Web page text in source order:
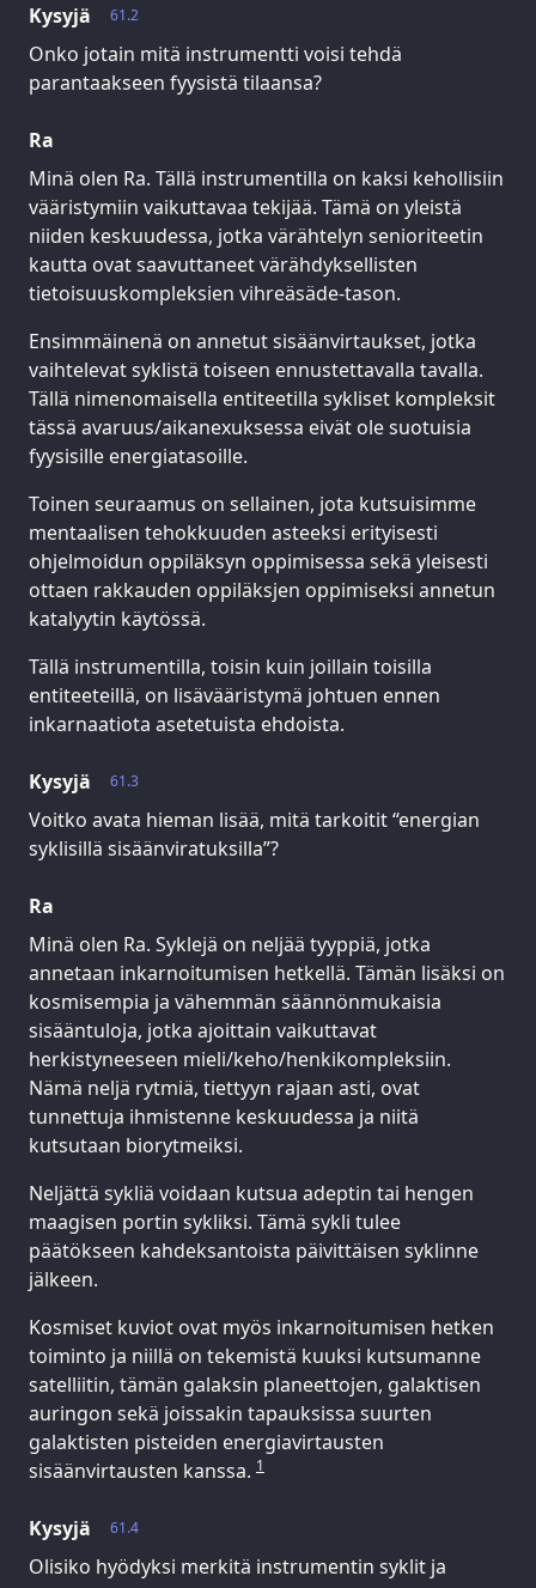
61.2
Kysyjä
Onko jotain mitä instrumentti voisi tehdä
parantaakseen fyysistä tilaansa?
Ra
Minä olen Ra. Tällä instrumentilla on kaksi kehollisiin
vääristymiin vaikuttavaa tekijää. Tämä on yleistä
niiden keskuudessa, jotka värähtelyn senioriteetin
kautta ovat saavuttaneet värähdyksellisten
tietoisuuskompleksien vihreäsäde-tason.
Ensimmäinenä on annetut sisäänvirtaukset, jotka
vaihtelevat syklistä toiseen ennustettavalla tavalla.
Tällä nimenomaisella entiteetilla sykliset kompleksit
tässä avaruus/aikanexuksessa eivät ole suotuisia
fyysisille energiatasoille.
Toinen seuraamus on sellainen, jota kutsuisimme
mentaalisen tehokkuuden asteeksi erityisesti
ohjelmoidun oppiläksyn oppimisessa sekä yleisesti
ottaen rakkauden oppiläksjen oppimiseksi annetun
katalyytin käytössä.
Tällä instrumentilla, toisin kuin joillain toisilla
entiteeteillä, on lisävääristymä johtuen ennen
inkarnaatiota asetetuista ehdoista.
61.3
Kysyjä
Voitko avata hieman lisää, mitä tarkoitit “energian
syklisillä sisäänviratuksilla”?
Ra
Minä olen Ra. Syklejä on neljää tyyppiä, jotka
annetaan inkarnoitumisen hetkellä. Tämän lisäksi on
kosmisempia ja vähemmän säännönmukaisia
sisääntuloja, jotka ajoittain vaikuttavat
herkistyneeseen mieli/keho/henkikompleksiin.
Nämä neljä rytmiä, tiettyyn rajaan asti, ovat
tunnettuja ihmistenne keskuudessa ja niitä
kutsutaan biorytmeiksi.
Neljättä sykliä voidaan kutsua adeptin tai hengen
maagisen portin sykliksi. Tämä sykli tulee
päätökseen kahdeksantoista päivittäisen syklinne
jälkeen.
Kosmiset kuviot ovat myös inkarnoitumisen hetken
toiminto ja niillä on tekemistä kuuksi kutsumanne
satelliitin, tämän galaksin planeettojen, galaktisen
auringon sekä joissakin tapauksissa suurten
galaktisten pisteiden energiavirtausten
sisäänvirtausten kanssa. 1
61.4
Kysyjä
Olisiko hyödyksi merkitä instrumentin syklit ja